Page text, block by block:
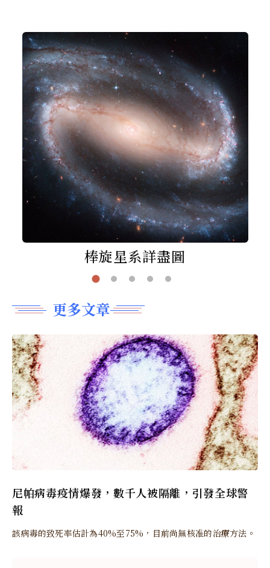
棒旋星系詳盡圖
更多文章
尼帕病毒疫情爆發，數千人被隔離，引發全球警
報
該病毒的致死率估計為40%至75%，目前尚無核准的治療方法。